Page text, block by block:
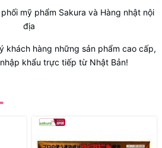
mỹ phẩm Sakura và Hàng nhật nội
địa
khách hàng những sản phẩm cao cấp,
khẩu trực tiếp từ Nhật Bản!